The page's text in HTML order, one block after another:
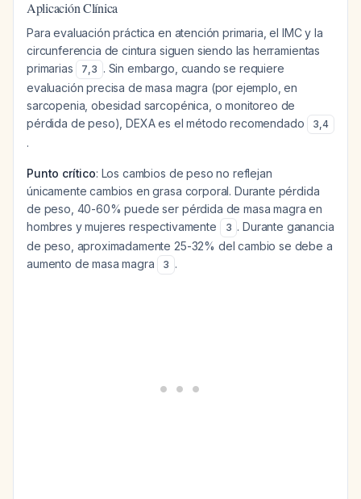
Aplicación Clínica
Para evaluación práctica en atención primaria, el IMC y la
circunferencia de cintura siguen siendo las herramientas
primarias
7,3 . Sin embargo, cuando se requiere
evaluación precisa de masa magra (por ejemplo, en
sarcopenia, obesidad sarcopénica, o monitoreo de
pérdida de peso), DEXA es el método recomendado
3,4
.
Punto crítico: Los cambios de peso no reflejan
únicamente cambios en grasa corporal. Durante pérdida
de peso, 40-60% puede ser pérdida de masa magra en
hombres y mujeres respectivamente
3 . Durante ganancia
de peso, aproximadamente 25-32% del cambio se debe a
aumento de masa magra
3 .